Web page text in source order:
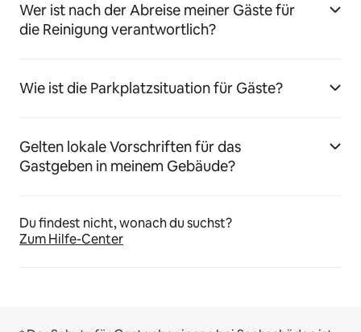
Wer ist nach der Abreise meiner Gäste für
die Reinigung verantwortlich?
Wie ist die Parkplatzsituation für Gäste?
Gelten lokale Vorschriften für das
Gastgeben in meinem Gebäude?
Du findest nicht, wonach du suchst?
Zum Hilfe-Center